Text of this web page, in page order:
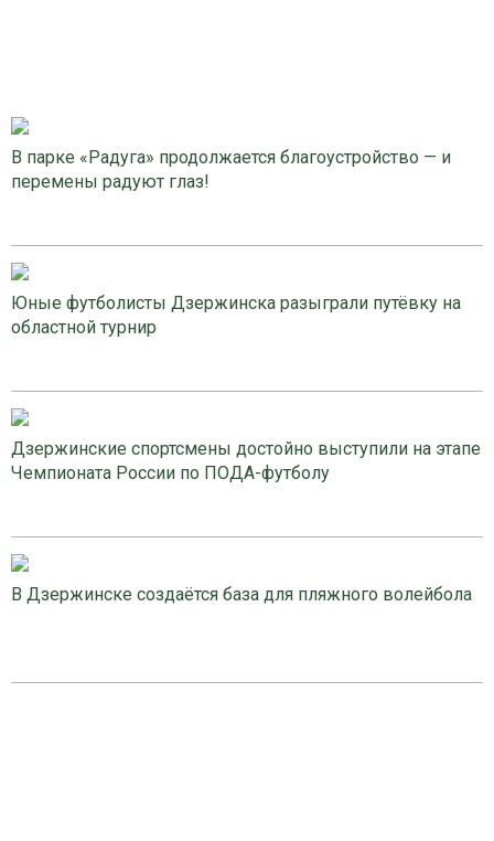
В парке «Радуга» продолжается благоустройство — и
перемены радуют глаз!
Юные футболисты Дзержинска разыграли путёвку на
областной турнир
Дзержинские спортсмены достойно выступили на этапе
Чемпионата России по ПОДА-футболу
В Дзержинске создаётся база для пляжного волейбола